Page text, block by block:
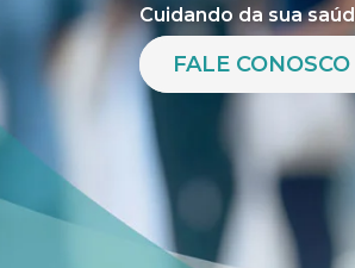
Cuidando da sua
FALE CONOSCO